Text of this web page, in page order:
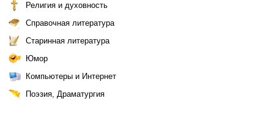
Религия и духовность
Справочная литература
Старинная литература
Юмор
Компьютеры и Интернет
Поэзия, Драматургия